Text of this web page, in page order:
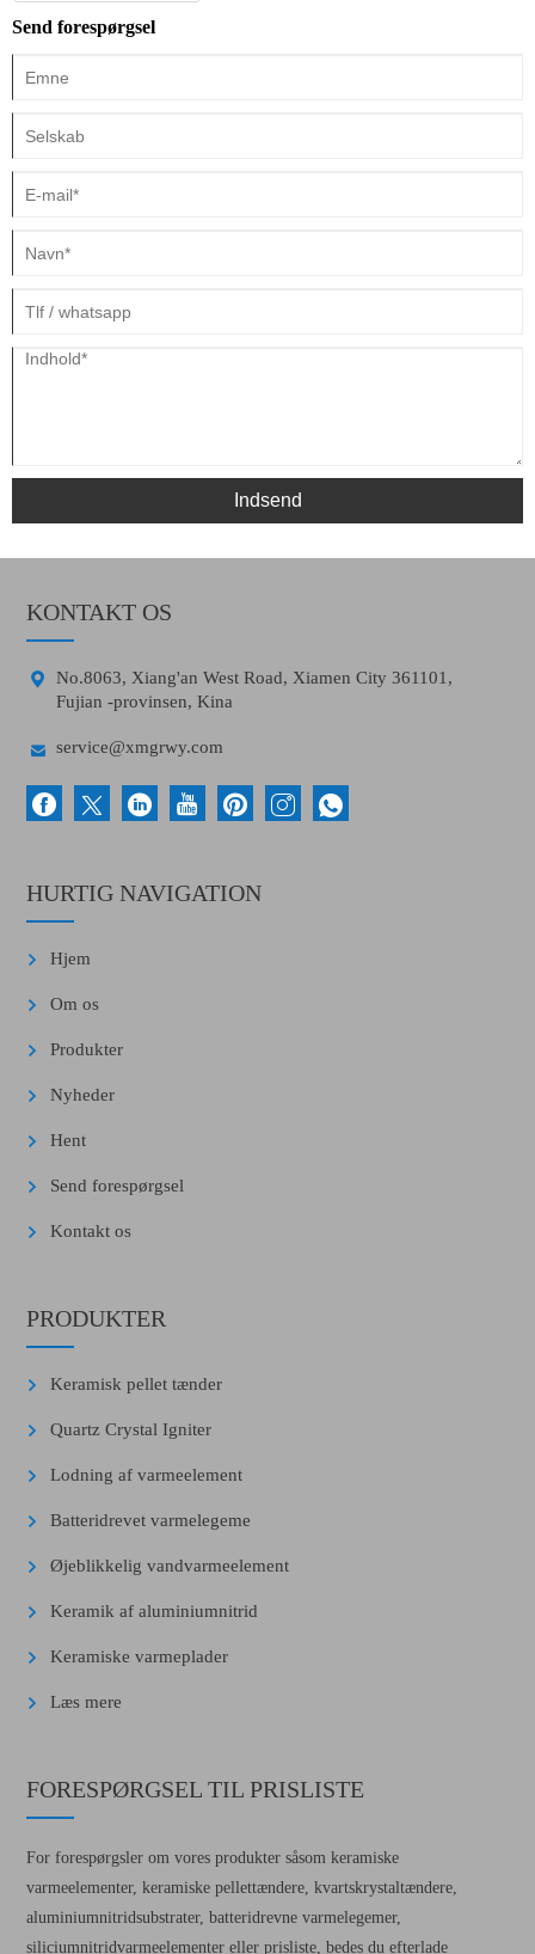
Send forespørgsel
Indsend
KONTAKT OS

No.8063, Xiang'an West Road, Xiamen City 361101,
Fujian -provinsen, Kina
 service@xmgrwy.com
HURTIG NAVIGATION
Hjem
Om os
Produkter
Nyheder
Hent
Send forespørgsel
Kontakt os
PRODUKTER
Keramisk pellet tænder
Quartz Crystal Igniter
Lodning af varmeelement
Batteridrevet varmelegeme
Øjeblikkelig vandvarmeelement
Keramik af aluminiumnitrid
Keramiske varmeplader
Læs mere
FORESPØRGSEL TIL PRISLISTE
For forespørgsler om vores produkter såsom keramiske
varmeelementer, keramiske pellettændere, kvartskrystaltændere,
aluminiumnitridsubstrater, batteridrevne varmelegemer,
siliciumnitridvarmeelementer eller prisliste, bedes du efterlade